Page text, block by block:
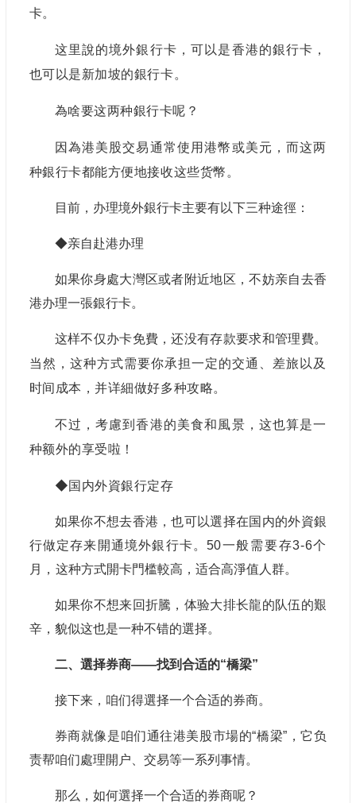
卡。
这里說的境外銀行卡，可以是香港的銀行卡，
也可以是新加坡的銀行卡。
為啥要这两种銀行卡呢？
因為港美股交易通常使用港幣或美元，而这两
种銀行卡都能方便地接收这些货幣。
目前，办理境外銀行卡主要有以下三种途徑：
◆亲自赴港办理
如果你身處大灣区或者附近地区，不妨亲自去香
港办理一張銀行卡。
这样不仅办卡免費，还没有存款要求和管理費。
当然，这种方式需要你承担一定的交通、差旅以及
时间成本，并详細做好多种攻略。
不过，考慮到香港的美食和風景，这也算是一
种额外的享受啦！
◆国内外資銀行定存
如果你不想去香港，也可以選择在国内的外資銀
行做定存来開通境外銀行卡。50一般需要存3-6个
月， 这种方式開卡門槛較高，适合高淨值人群。
如果你不想来回折騰，体验大排长龍的队伍的艱
辛，貌似这也是一种不错的選择。
二、選择券商——找到合适的“橋梁”
接下来，咱们得選择一个合适的券商。
券商就像是咱们通往港美股市場的“橋梁”，它负
责帮咱们處理開户、交易等一系列事情。
那么，如何選择一个合适的券商呢？